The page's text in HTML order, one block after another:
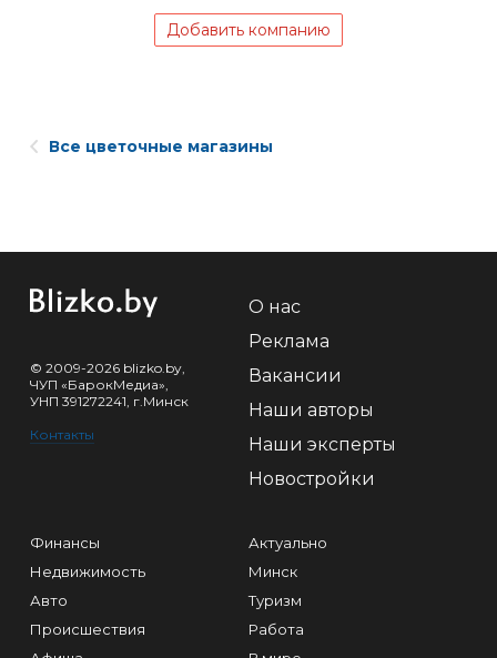
Добавить компанию
Все цветочные магазины
© 2009-2026 blizko.by,
ЧУП «БарокМедиа»,
УНП 391272241, г.Минск
Контакты
О нас
Реклама
Вакансии
Наши авторы
Наши эксперты
Новостройки
Финансы
Недвижимость
Авто
Происшествия
Актуально
Минск
Туризм
Работа